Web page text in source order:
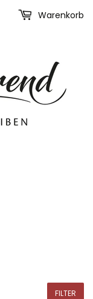
Warenkorb
FILTER